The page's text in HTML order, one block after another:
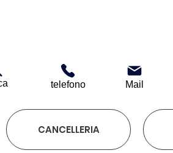
telefono Mail
CANCELLERIA